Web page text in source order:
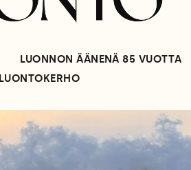
LUONNON ÄÄNENÄ 85 VUOTTA
LUONTOKERHO